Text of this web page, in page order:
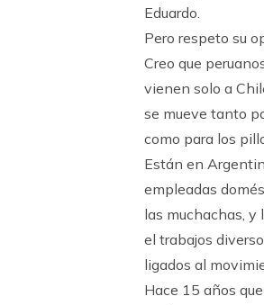
Eduardo.
Pero respeto su
Creo que
vienen solo a
se mueve tanto
como para los
Están en
empleadas
las muchachas, y
el trabajos
ligados al
Hace 15 años